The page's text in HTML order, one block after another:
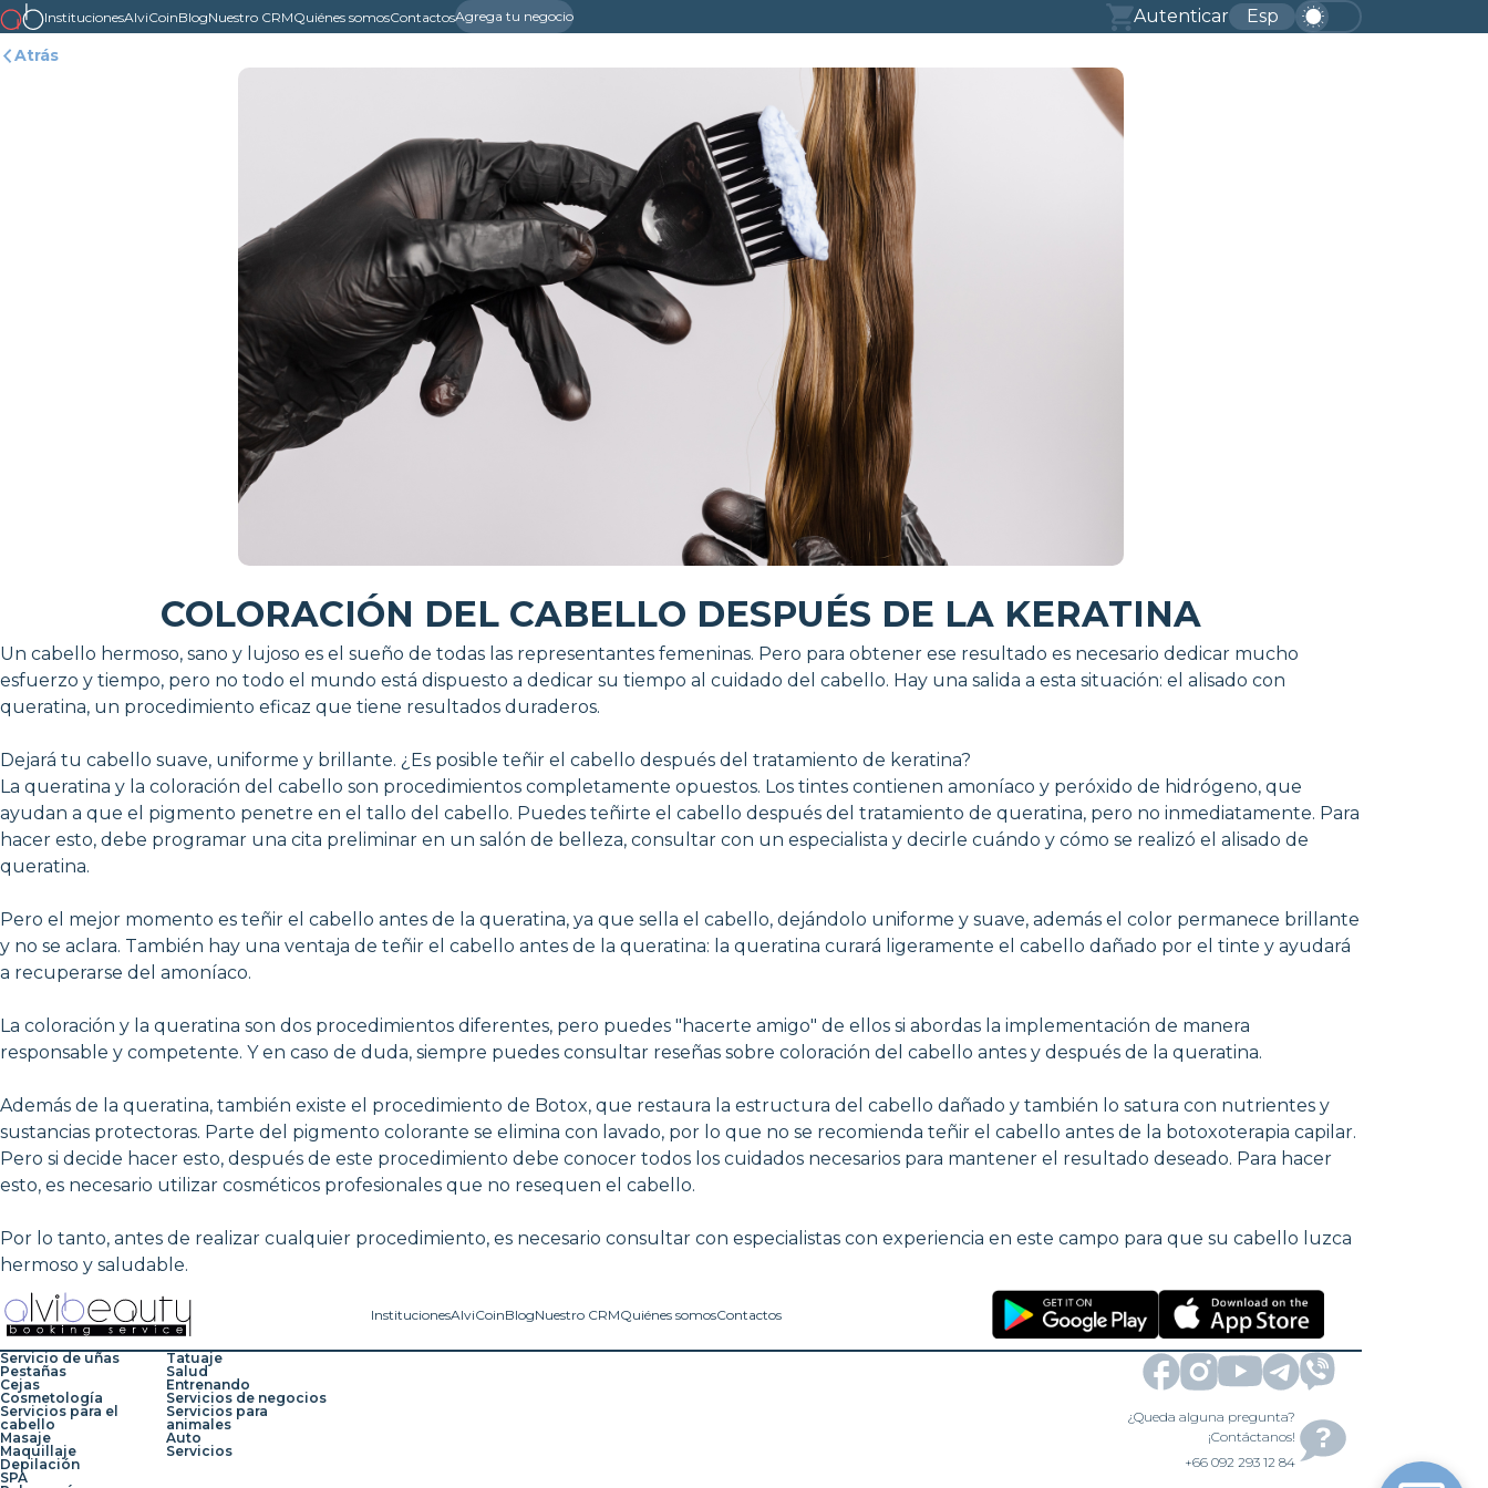
InstitucionesAlviCoinBlogNuestro CRMQuiénes somosContactosAgrega tu negocio Autenticar Esp
Atrás
COLORACIÓN DEL CABELLO DESPUÉS DE LA KERATINA
Un cabello hermoso, sano y lujoso es el sueño de todas las representantes femeninas. Pero para obtener ese resultado es necesario dedicar mucho
esfuerzo y tiempo, pero no todo el mundo está dispuesto a dedicar su tiempo al cuidado del cabello. Hay una salida a esta situación: el alisado con
queratina, un procedimiento eficaz que tiene resultados duraderos.
Dejará tu cabello suave, uniforme y brillante. ¿Es posible teñir el cabello después del tratamiento de keratina?
La queratina y la coloración del cabello son procedimientos completamente opuestos. Los tintes contienen amoníaco y peróxido de hidrógeno, que
ayudan a que el pigmento penetre en el tallo del cabello. Puedes teñirte el cabello después del tratamiento de queratina, pero no inmediatamente. Para
hacer esto, debe programar una cita preliminar en un salón de belleza, consultar con un especialista y decirle cuándo y cómo se realizó el alisado de
queratina.
Pero el mejor momento es teñir el cabello antes de la queratina, ya que sella el cabello, dejándolo uniforme y suave, además el color permanece brillante
y no se aclara. También hay una ventaja de teñir el cabello antes de la queratina: la queratina curará ligeramente el cabello dañado por el tinte y ayudará
a recuperarse del amoníaco.
La coloración y la queratina son dos procedimientos diferentes, pero puedes "hacerte amigo" de ellos si abordas la implementación de manera
responsable y competente. Y en caso de duda, siempre puedes consultar reseñas sobre coloración del cabello antes y después de la queratina.
Además de la queratina, también existe el procedimiento de Botox, que restaura la estructura del cabello dañado y también lo satura con nutrientes y
sustancias protectoras. Parte del pigmento colorante se elimina con lavado, por lo que no se recomienda teñir el cabello antes de la botoxoterapia capilar.
Pero si decide hacer esto, después de este procedimiento debe conocer todos los cuidados necesarios para mantener el resultado deseado. Para hacer
esto, es necesario utilizar cosméticos profesionales que no resequen el cabello.
Por lo tanto, antes de realizar cualquier procedimiento, es necesario consultar con especialistas con experiencia en este campo para que su cabello luzca
hermoso y saludable.
InstitucionesAlviCoinBlogNuestro CRMQuiénes somosContactos
Servicio de uñas
Pestañas
Cejas
Cosmetología
Servicios para el
cabello
Masaje
Maquillaje
Depilación
SPA
Tatuaje
Salud
Entrenando
Servicios de negocios
Servicios para
animales
Auto
Servicios
¿Queda alguna pregunta?
¡Contáctanos!
+66 092 293 12 84